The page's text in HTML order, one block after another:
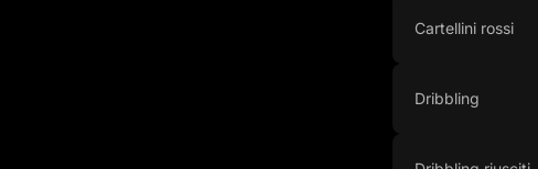
Cartellini rossi
Dribbling